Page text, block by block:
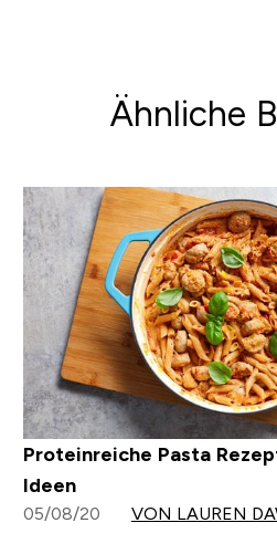
Ähnliche
Proteinreiche Pasta
Ideen
05/08/20 VON LAUREN